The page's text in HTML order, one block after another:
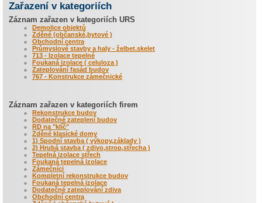
Zařazení v kategoriích
Záznam zařazen v kategoriích URS
Demolice objektů
Zděné (občanské,bytové )
Obchodní centra
Průmyslové stavby a haly - želbet.skelet
713 - Izolace tepelné
Foukaná izolace ( celuloza )
Zateplování fasád budov
767 - Konstrukce zámečnické
Záznam zařazen v kategoriích firem
Rekonstrukce budov
Dodatečné zateplení budov
RD na "klíč"
Zděné klasické domy
1) Spodní stavba ( výkopy,základy )
2) Hrubá stavba ( zdivo,strop,střecha )
Tepelná izolace střech
Foukaná tepelná izolace
Zámečníci
Kompletní rekonstrukce budov
Foukaná tepelná izolace
Dodatečné zateplování zdiva
Obchodní centra